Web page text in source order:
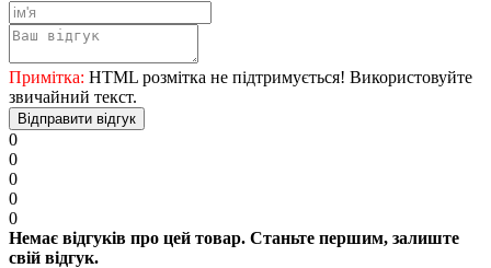
Примітка: HTML розмітка не підтримується! Використовуйте
звичайний текст.
Відправити відгук
0
0
0
0
0
Немає відгуків про цей товар. Станьте першим, залиште
свій відгук.